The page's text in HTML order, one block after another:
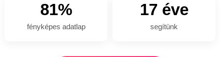
81%
fényképes adatlap
17 éve
segítünk